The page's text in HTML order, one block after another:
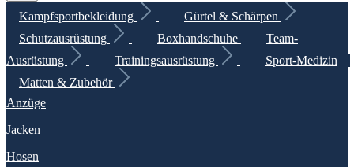
Kampfsportbekleidung
Gürtel & Schärpen
Schutzausrüstung
Boxhandschuhe
Team-
Ausrüstung
Trainingsausrüstung
Sport-Medizin
Matten & Zubehör
Anzüge
Jacken
Hosen